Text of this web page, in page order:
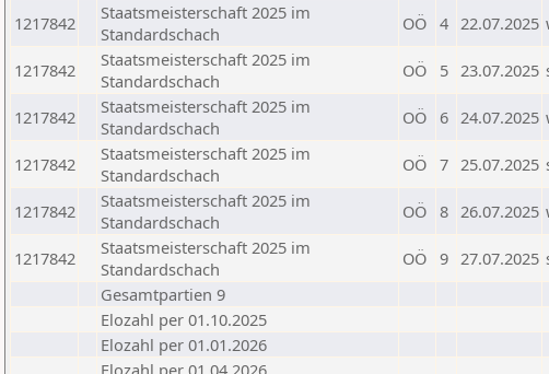
1217842
Staatsmeisterschaft 2025 im
Standardschach
OÖ 4 22.07.2025
1217842
Staatsmeisterschaft 2025 im
Standardschach
OÖ 5 23.07.2025
1217842
Staatsmeisterschaft 2025 im
Standardschach
OÖ 6 24.07.2025
1217842
Staatsmeisterschaft 2025 im
Standardschach
OÖ 7 25.07.2025
1217842
Staatsmeisterschaft 2025 im
Standardschach
OÖ 8 26.07.2025
1217842
Staatsmeisterschaft 2025 im
Standardschach
OÖ 9 27.07.2025
Gesamtpartien 9
Elozahl per 01.10.2025
Elozahl per 01.01.2026
Elozahl per 01.04.2026